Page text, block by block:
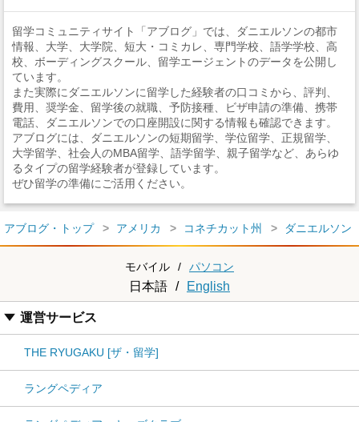
留学コミュニティサイト「アブログ」では、ダニエルソンの都市
情報、大学、大学院、短大・コミカレ、専門学校、語学学校、高
校、ボーディングスクール、留学エージェントのデータを公開し
ています。
また実際にダニエルソンに留学した経験者の口コミから、評判、
費用、奨学金、留学後の就職、予防接種、ビザ申請の準備、携帯
電話、ダニエルソンでの口座開設に関する情報も確認できます。
アブログには、ダニエルソンの短期留学、学位留学、正規留学、
大学留学、社会人のMBA留学、語学留学、親子留学など、あらゆ
るタイプの留学経験者が登録しています。
ぜひ留学の準備にご活用ください。
アブログ・トップ アメリカ コネチカット州 ダニエルソン
モバイル / パソコン
日本語 / English
運営サービス
THE RYUGAKU [ザ・留学]
ラングペディア